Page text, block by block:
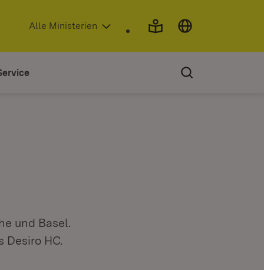
(Öffnet in neuem Fenster)
Alle Ministerien
und Basel.
Desiro HC.